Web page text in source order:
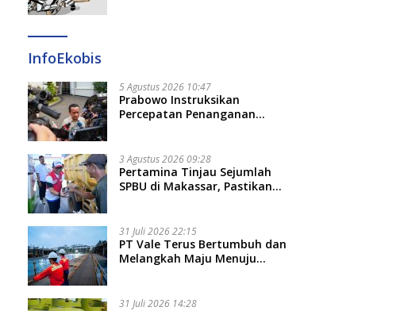
InfoEkobis
5 Agustus 2026 10:47
Prabowo Instruksikan
Percepatan Penanganan
3 Agustus 2026 09:28
Pertamina Tinjau Sejumlah
SPBU di Makassar, Pastikan
31 Juli 2026 22:15
PT Vale Terus Bertumbuh dan
Melangkah Maju Menuju
31 Juli 2026 14:28